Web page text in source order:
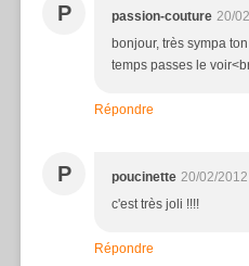
P passion-couture 20/
bonjour, très sympa
temps passes le
Répondre
P poucinette 20/02/
c'est très joli !!!!
Répondre